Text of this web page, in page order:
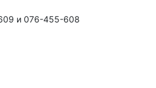
и 076-455-608